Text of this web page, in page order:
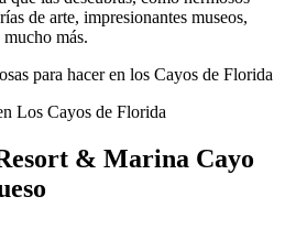
de arte, impresionantes museos,
más.
para hacer en los Cayos de Florida
Los Cayos de Florida
& Marina Cayo